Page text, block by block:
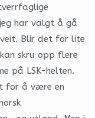
har valgt å gå
Blir det for lite
skru opp flere
på LSK-helten.
for å være en